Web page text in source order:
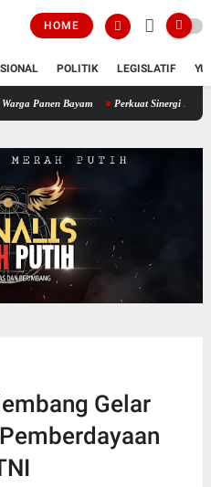
HOME
POLITIK LEGISLATIF
Babinsa Koramil 12/Tnp Turun Tangan
Gelar